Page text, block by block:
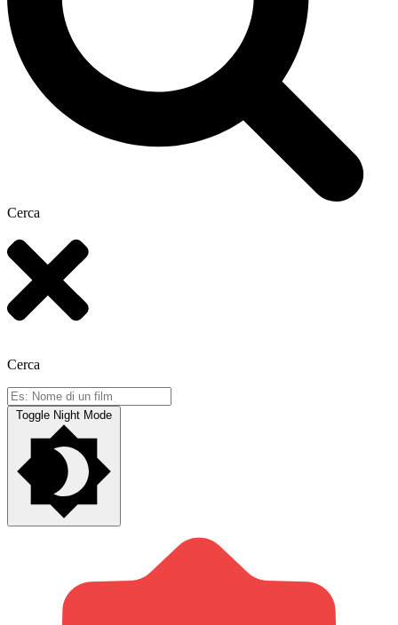
Cerca
Cerca
Toggle Night Mode